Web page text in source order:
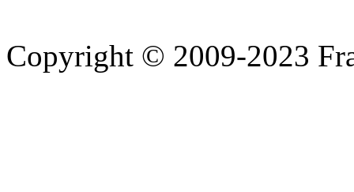
Copyright © 2009-2023